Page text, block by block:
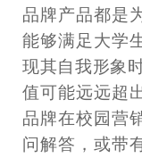
品牌产品都是
能够满足大学
现其自我形象
值可能远远超
品牌在校园营
问解答，或带